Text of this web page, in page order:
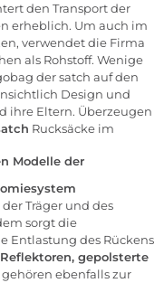
den Transport der
erheblich. Um auch im
verwendet die Firma
als Rohstoff. Wenige
der satch auf den
Design und
ihre Eltern. Überzeugen
Rucksäcke im
Modelle der
Träger und des
sorgt die
Entlastung des Rückens
gepolsterte
gehören ebenfalls zur